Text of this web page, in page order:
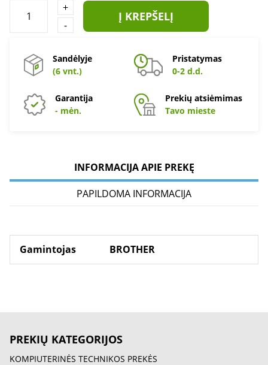
+
-
Į KREPŠELĮ
Sandėlyje
(6 vnt.)
Pristatymas
0-2 d.d.
Garantija
- mėn.
Prekių atsiėmimas
Tavo mieste
INFORMACIJA APIE PREKĘ
PAPILDOMA INFORMACIJA
Gamintojas BROTHER
PREKIŲ KATEGORIJOS
KOMPIUTERINĖS TECHNIKOS PREKĖS